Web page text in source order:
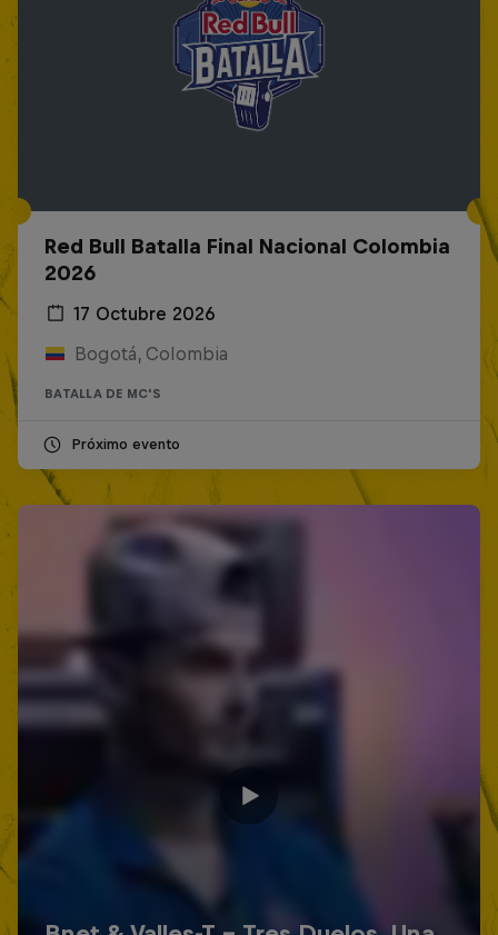
Red Bull Batalla Final Nacional Colombia
2026
17 Octubre 2026
Bogotá, Colombia
BATALLA DE MC'S
Próximo evento